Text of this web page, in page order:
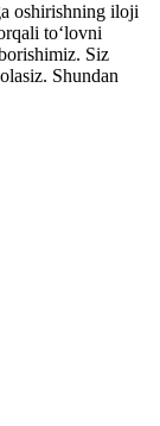
oshirishning iloji
toʻlovni
Siz
Shundan